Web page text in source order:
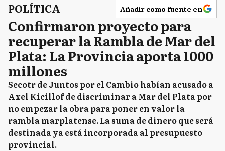
POLÍTICA Añadir como fuente en
Confirmaron proyecto para
recuperar la Rambla de Mar del
Plata: La Provincia aporta 1000
millones
Secotr de Juntos por el Cambio habían acusado a
Axel Kicillof de discriminar a Mar del Plata por
no empezar la obra para poner en valor la
rambla marplatense. La suma de dinero que será
destinada ya está incorporada al presupuesto
provincial.